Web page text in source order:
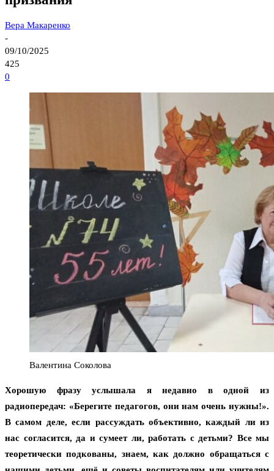
Вера Макаренко
-
09/10/2025
425
0
Валентина Соколова
Хорошую фразу услышала я недавно в одной из
радиопередач: «Берегите педагогов, они нам очень нужны!».
В самом деле, если рассуждать объективно, каждый ли из
нас согласится, да и сумеет ли, работать с детьми? Все мы
теоретически подкованы, знаем, как должно обращаться с